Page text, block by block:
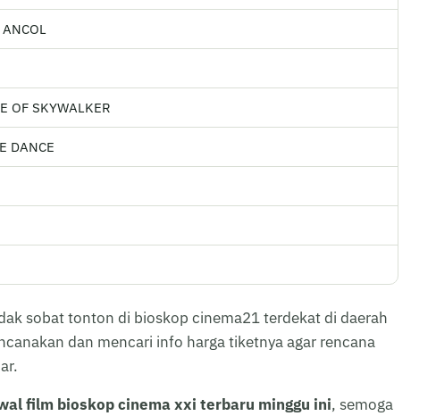
OF SKYWALKER
DANCE
sobat tonton di bioskop cinema21 terdekat di daerah
dan mencari info harga tiketnya agar rencana
film bioskop cinema xxi terbaru minggu ini, semoga